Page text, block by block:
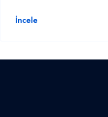
İncele